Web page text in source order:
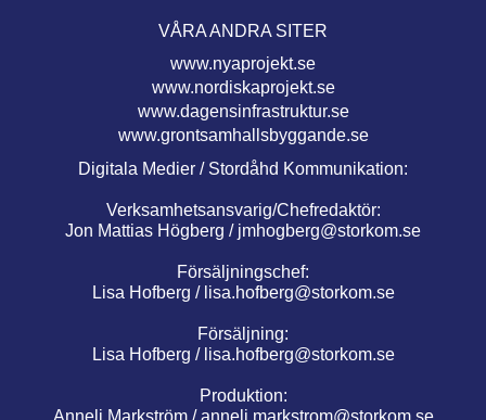
VÅRA ANDRA SITER
www.nyaprojekt.se
www.nordiskaprojekt.se
www.dagensinfrastruktur.se
www.grontsamhallsbyggande.se
Digitala Medier / Stordåhd Kommunikation:
Verksamhetsansvarig/Chefredaktör:
Jon Mattias Högberg / jmhogberg@storkom.se
Försäljningschef:
Lisa Hofberg / lisa.hofberg@storkom.se
Försäljning:
Lisa Hofberg / lisa.hofberg@storkom.se
Produktion: